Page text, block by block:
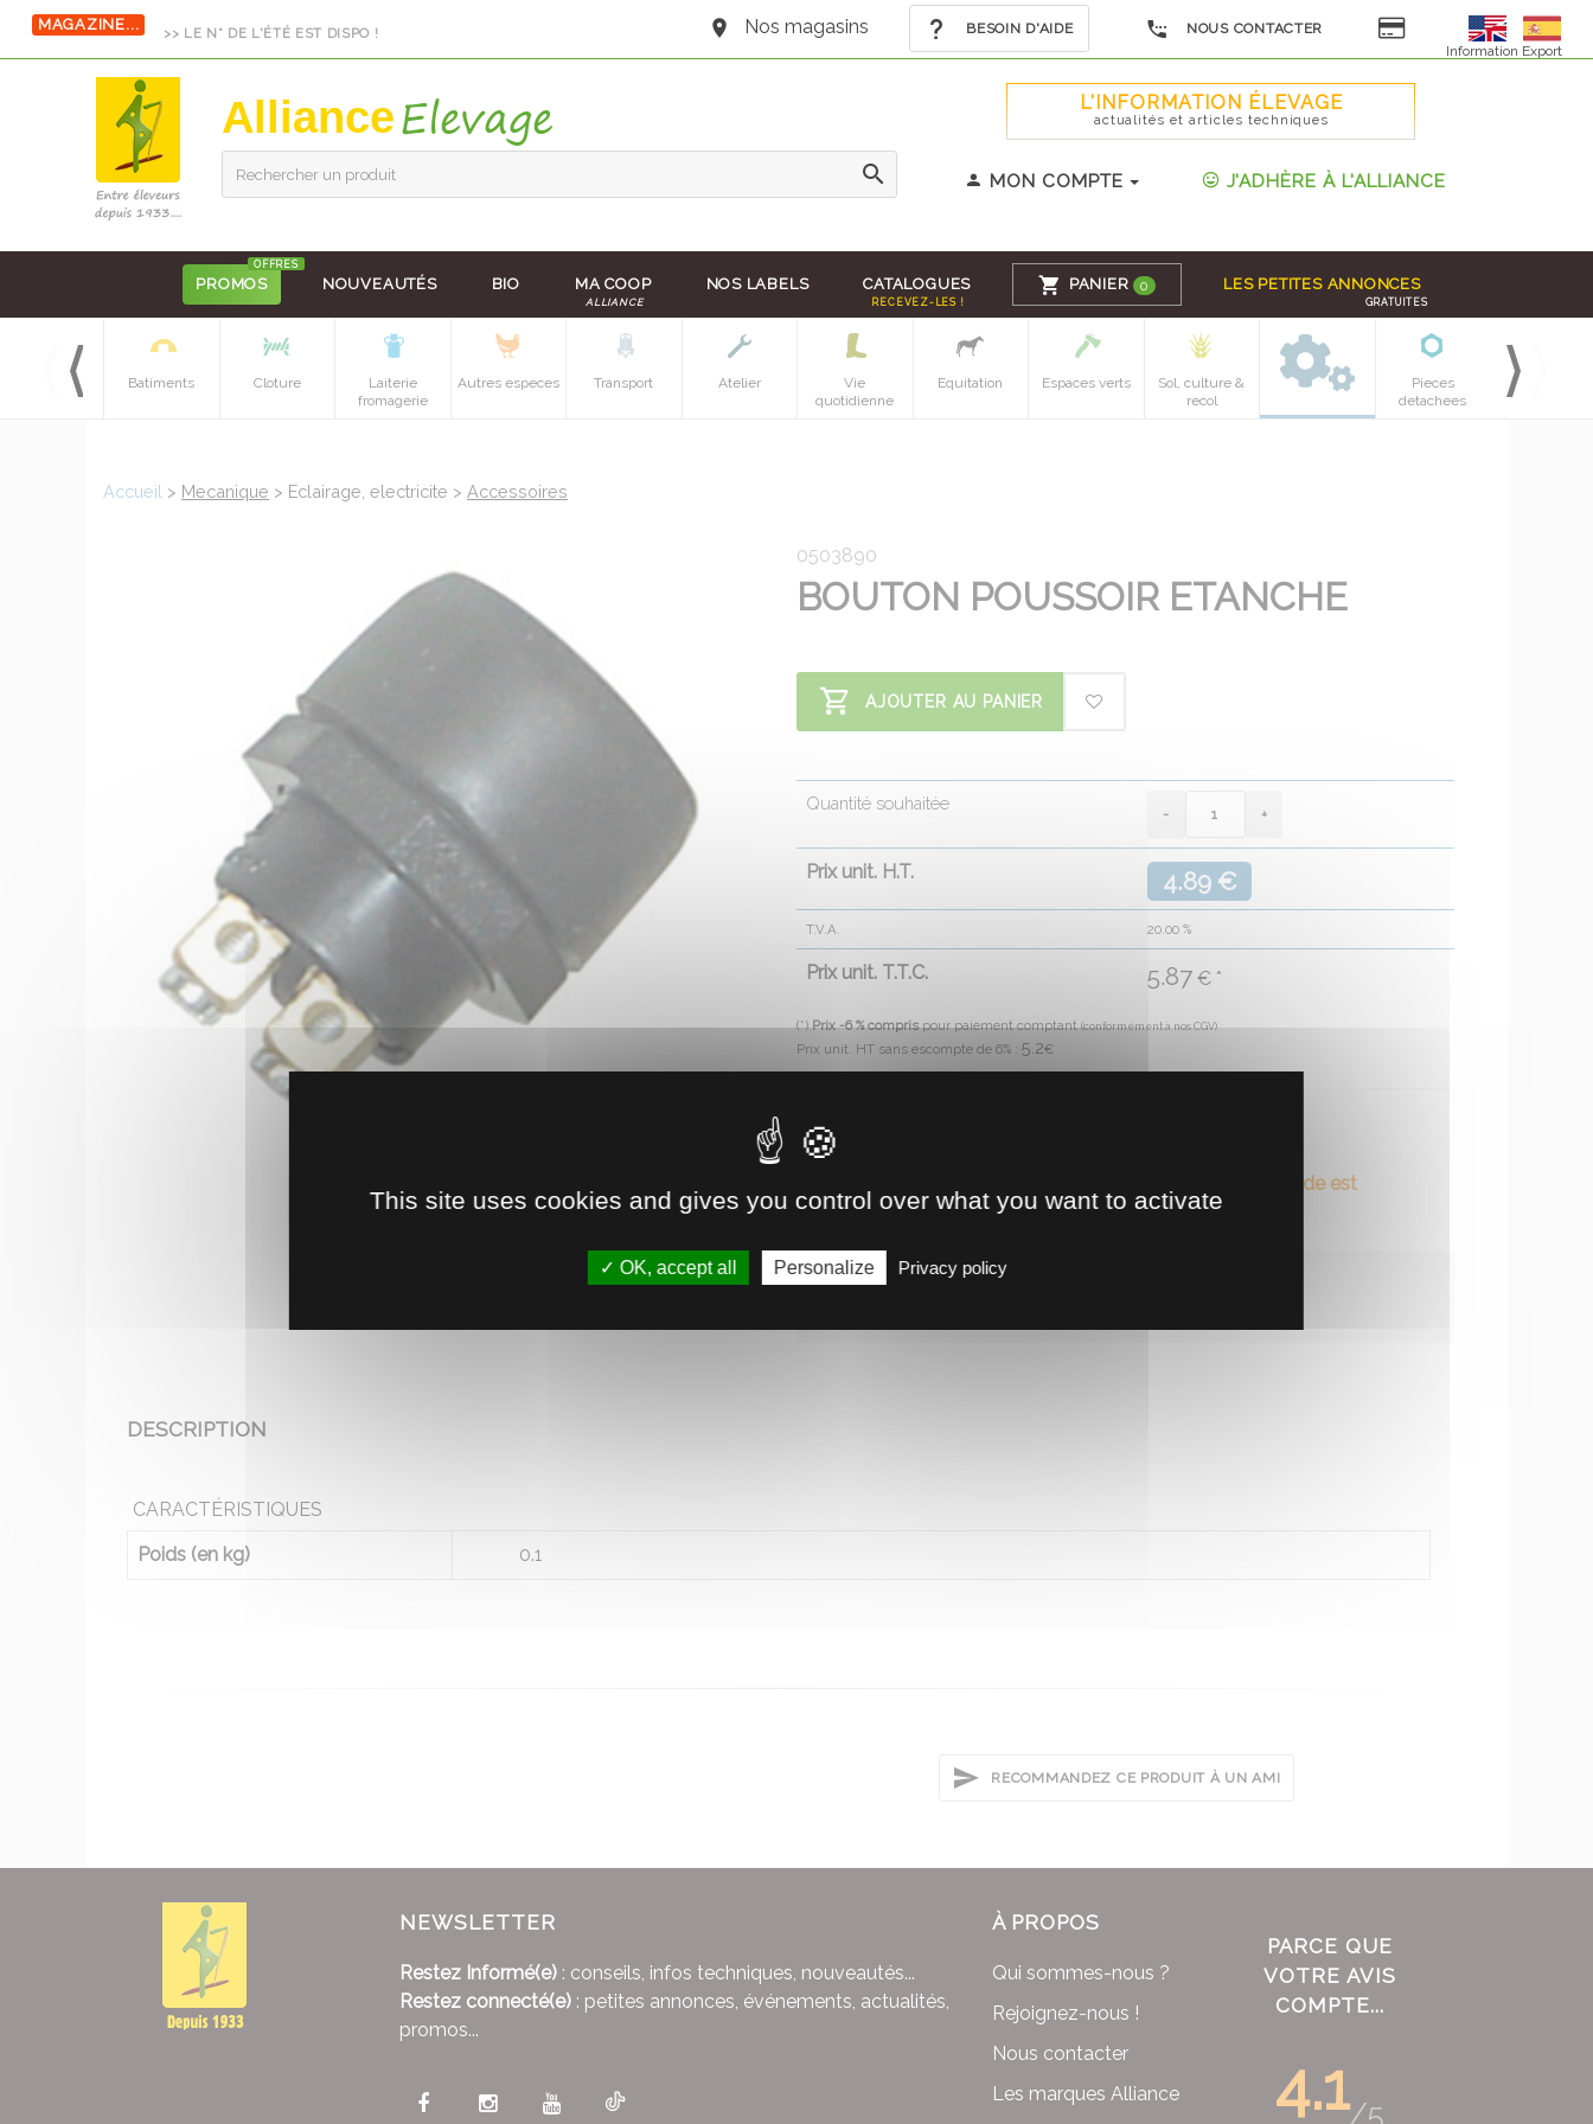
MAGAZINE... >> LE N° DE L'ÉTÉ EST DISPO ! Nos magasins BESOIN D'AIDE
NOUS CONTACTER
Information Export
Alliance
Rechercher un produit
L'INFORMATION ÉLEVAGE
actualités et articles techniques
MON COMPTE J'ADHÈRE À L'ALLIANCE
PROMOS
OFFRES
NOUVEAUTÉS BIO MA COOP
ALLIANCE
NOS LABELS CATALOGUES
RECEVEZ-LES !
PANIER 0 LES PETITES ANNONCES
GRATUITES
Equipements
Batiments Cloture
Laiterie
fromagerie
Autres especes Transport Atelier
Vie
quotidienne
Equitation Espaces verts
Sol, culture &
recol
Pieces
detachees
Accueil > Mecanique > Eclairage, electricite > Accessoires
0503890
BOUTON POUSSOIR ETANCHE
AJOUTER AU PANIER
Quantité souhaitée
Prix unit. H.T. 4.89 €
T.V.A. 20.00 %
Prix unit. T.T.C. 5.87 € *
(*)Prix -6 % comprispour paiement comptant(conformément à nos CGV)
Prix unit. HT sans escompte de 6% : 5.2€
Produit en cours de réapprovisionnement... La commande est
possible mais des délais sont à prévoir.
Retrait direct en magasin
DESCRIPTION
CARACTÉRISTIQUES
Poids (en kg)
0.1
RECOMMANDEZ CE PRODUIT À UN AMI
À PROPOS
Qui sommes-nous ?
Rejoignez-nous !
Nous contacter
Les marques Alliance
PARCE QUE
VOTRE AVIS
COMPTE...
4.1/5
NEWSLETTER
Restez Informé(e) : conseils, infos techniques, nouveautés...
Restez connecté(e) : petites annonces, événements, actualités,
promos...
This site uses cookies and gives you control over what you want to activate
OK, accept all Personalize Privacy policy